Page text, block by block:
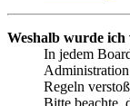
Weshalb wurde
In jedem
Regeln